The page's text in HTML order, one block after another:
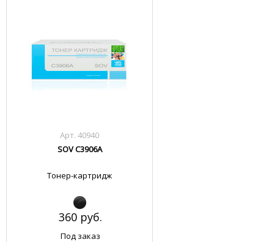
Арт. 40940
SOV C3906A
Тонер-картридж
360 руб.
Под заказ